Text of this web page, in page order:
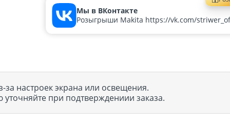
Мы в ВКонтакте
Розыгрыши Makita https://vk.com/
за настроек экрана или освещения.
при подтверждениии заказа.